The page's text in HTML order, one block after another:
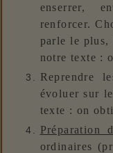
enserrer,
renforcer.
parle le
notre texte :
Reprendre
évoluer sur
texte : on
Préparation
ordinaires